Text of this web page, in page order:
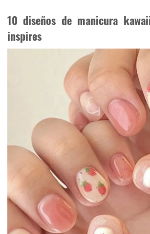
10 diseños de manicura
inspires